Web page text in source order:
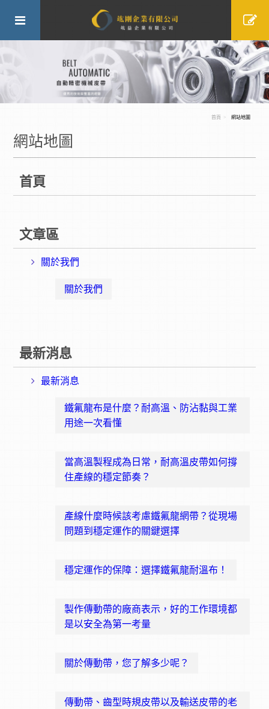
首頁 網站地圖
網站地圖
首頁
文章區
關於我們
關於我們
最新消息
最新消息
鐵氟龍布是什麼？耐高溫、防沾黏與工業
用途一次看懂
當高溫製程成為日常，耐高溫皮帶如何撐
住產線的穩定節奏？
產線什麼時候該考慮鐵氟龍網帶？從現場
問題到穩定運作的關鍵選擇
穩定運作的保障：選擇鐵氟龍耐溫布！
製作傳動帶的廠商表示，好的工作環境都
是以安全為第一考量
關於傳動帶，您了解多少呢？
傳動帶、齒型時規皮帶以及輸送皮帶的老